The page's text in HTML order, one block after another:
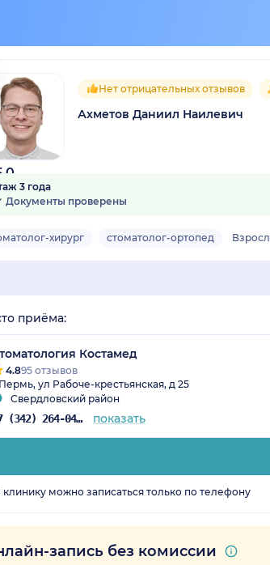
Нет отрицательных отзывов
Ахметов Даниил Наилевич
3 года
Документы проверены
хирург стоматолог-ортопед
приёма:
Костамед
4.895 отзывов
ул Рабоче-крестьянская, д 25
Свердловский район
+7 (342) 264-04-75 показать
клинику можно записаться только по телефону
запись без комиссии